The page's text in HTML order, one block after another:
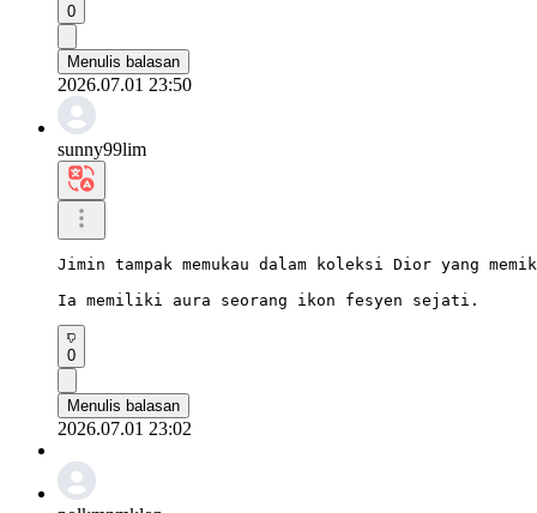
0
Menulis balasan
2026.07.01 23:50
sunny99lim
Jimin tampak memukau dalam koleksi Dior yang
Ia memiliki aura seorang ikon fesyen sejati.
0
Menulis balasan
2026.07.01 23:02